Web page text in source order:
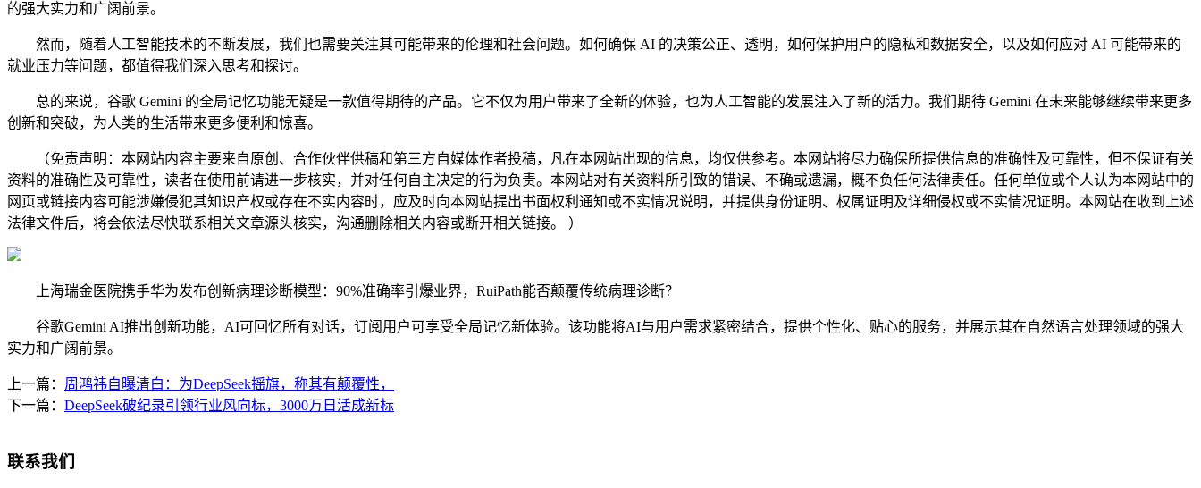
的强大实力和广阔前景。
然而，随着人工智能技术的不断发展，我们也需要关注其可能带来的伦理和社会问题。如何确保 AI 的决策公正、透明，如何保护用户的隐私和数据安全，以及如何应对 AI 可能带来的
就业压力等问题，都值得我们深入思考和探讨。
总的来说，谷歌 Gemini 的全局记忆功能无疑是一款值得期待的产品。它不仅为用户带来了全新的体验，也为人工智能的发展注入了新的活力。我们期待 Gemini 在未来能够继续带来更多
创新和突破，为人类的生活带来更多便利和惊喜。
（免责声明：本网站内容主要来自原创、合作伙伴供稿和第三方自媒体作者投稿，凡在本网站出现的信息，均仅供参考。本网站将尽力确保所提供信息的准确性及可靠性，但不保证有关
资料的准确性及可靠性，读者在使用前请进一步核实，并对任何自主决定的行为负责。本网站对有关资料所引致的错误、不确或遗漏，概不负任何法律责任。任何单位或个人认为本网站中的
网页或链接内容可能涉嫌侵犯其知识产权或存在不实内容时，应及时向本网站提出书面权利通知或不实情况说明，并提供身份证明、权属证明及详细侵权或不实情况证明。本网站在收到上述
法律文件后，将会依法尽快联系相关文章源头核实，沟通删除相关内容或断开相关链接。 ）
上海瑞金医院携手华为发布创新病理诊断模型：90%准确率引爆业界，RuiPath能否颠覆传统病理诊断？
谷歌Gemini AI推出创新功能，AI可回忆所有对话，订阅用户可享受全局记忆新体验。该功能将AI与用户需求紧密结合，提供个性化、贴心的服务，并展示其在自然语言处理领域的强大
实力和广阔前景。
上一篇： 周鸿祎自曝清白：为DeepSeek摇旗，称其有颠覆性，
下一篇： DeepSeek破纪录引领行业风向标，3000万日活成新标
联系我们